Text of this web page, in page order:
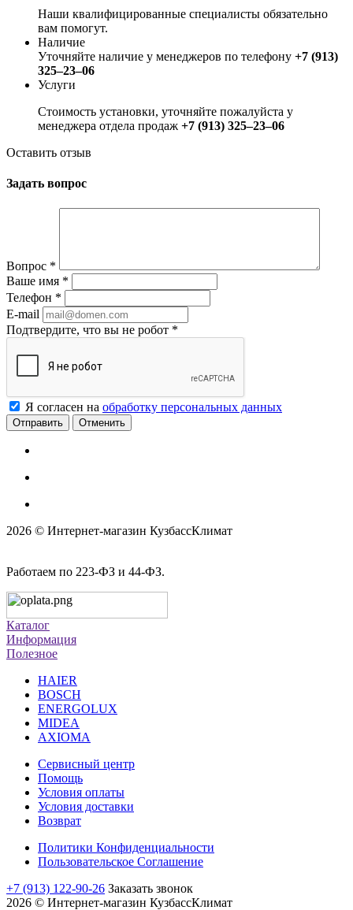
Наши квалифицированные специалисты обязательно
вам помогут.
Наличие
Уточняйте наличие у менеджеров по телефону +7 (913)
325‒23‒06
Услуги
Стоимость установки, уточняйте пожалуйста у
менеджера отдела продаж +7 (913) 325‒23‒06
Оставить отзыв
Задать вопрос
Вопрос *
Ваше имя *
Телефон *
E-mail
Подтвердите, что вы не робот *
Я согласен на обработку персональных данных
Отменить
2026 © Интернет-магазин КузбассКлимат
Работаем по 223-ФЗ и 44-ФЗ.
Каталог
Информация
Полезное
HAIER
BOSCH
ENERGOLUX
MIDEA
AXIOMA
Сервисный центр
Помощь
Условия оплаты
Условия доставки
Возврат
Политики Конфиденциальности
Пользовательское Соглашение
+7 (913) 122-90-26 Заказать звонок
2026 © Интернет-магазин КузбассКлимат